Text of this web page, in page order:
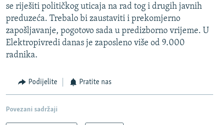
se riješiti političkog uticaja na rad tog i drugih javnih
preduzeća. Trebalo bi zaustaviti i prekomjerno
zapošljavanje, pogotovo sada u predizborno vrijeme. U
Elektropivredi danas je zaposleno više od 9.000
radnika.
Podijelite Pratite nas
Povezani sadržaji